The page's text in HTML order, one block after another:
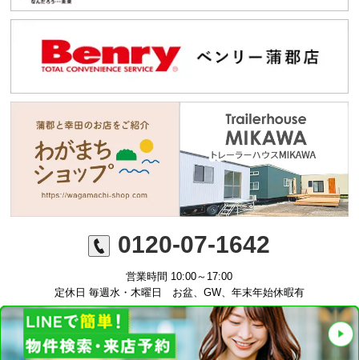
0120-07-1642
営業時間 10:00～17:00
定休日 毎週水・木曜日 お盆、GW、年末年始休暇有
©ミニミニFC蒲郡店 丸七住宅株式会社